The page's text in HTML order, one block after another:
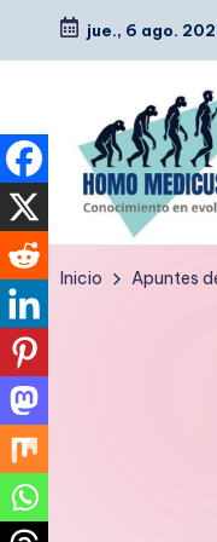
Saltar
contenido
jue., 6 ago.
H
Guías
Inicio Apuntes